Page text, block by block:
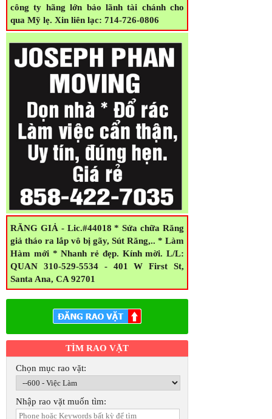
công ty hãng lớn bảo lãnh tài chánh cho
qua Mỹ lẹ. Xin liên lạc: 714-726-0806
RĂNG GIẢ - Lic.#44018 * Sửa chữa Răng
giả tháo ra lắp vô bị gãy, Sút Răng,.. * Làm
Hàm mới * Nhanh rẻ đẹp. Kính mời. L/L:
QUAN 310-529-5534 - 401 W First St,
Santa Ana, CA 92701
TÌM RAO VẶT
Chọn mục rao vặt:
Nhập rao vặt muốn tìm: